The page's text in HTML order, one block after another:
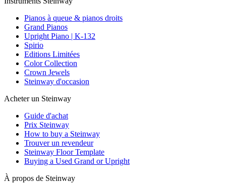
Pianos à queue & pianos droits
Grand Pianos
Upright Piano | K-132
Spirio
Editions Limitées
Color Collection
Crown Jewels
Steinway d'occasion
Acheter un Steinway
Guide d'achat
Prix Steinway
How to buy a Steinway
Trouver un revendeur
Steinway Floor Template
Buying a Used Grand or Upright
À propos de Steinway